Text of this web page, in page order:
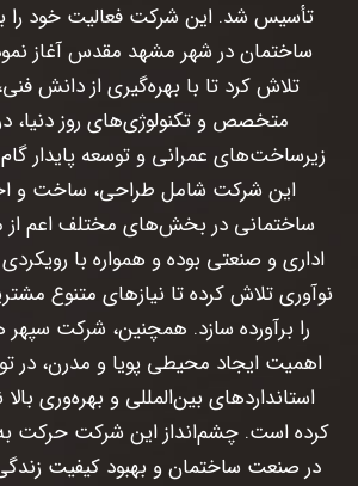
تأسیس شد. این شرکت فعالیت خود را
ساختمان در شهر مشهد مقدس آغاز
تلاش کرد تا با بهره‌گیری از دانش
متخصص و تکنولوژی‌های روز دنیا،
زیرساخت‌های عمرانی و توسعه پایدار گام
این شرکت شامل طراحی، ساخت و
ساختمانی در بخش‌های مختلف اعم از
اداری و صنعتی بوده و همواره با
نوآوری تلاش کرده تا نیازهای متنوع
را برآورده سازد. همچنین، شرکت سپهر
اهمیت ایجاد محیطی پویا و مدرن، در
استانداردهای بین‌المللی و بهره‌وری
کرده است. چشم‌انداز این شرکت حرکت
در صنعت ساختمان و بهبود کیفیت